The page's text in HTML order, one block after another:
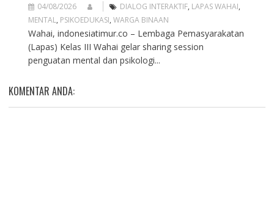
04/08/2026 DIALOG INTERAKTIF, LAPAS WAHAI,
MENTAL, PSIKOEDUKASI, WARGA BINAAN
Wahai, indonesiatimur.co – Lembaga Pemasyarakatan
(Lapas) Kelas III Wahai gelar sharing session
penguatan mental dan psikologi...
KOMENTAR ANDA: